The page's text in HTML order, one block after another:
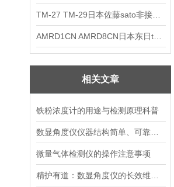
相关文章
铁粉浓度计的用途与检测原理科普
微量气体检测仪的操作注意事项